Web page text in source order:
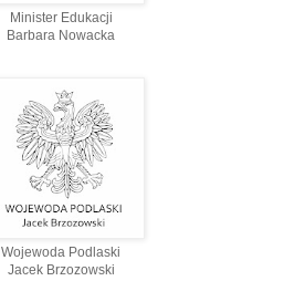
Minister Edukacji
Barbara Nowacka
Wojewoda Podlaski
Jacek Brzozowski